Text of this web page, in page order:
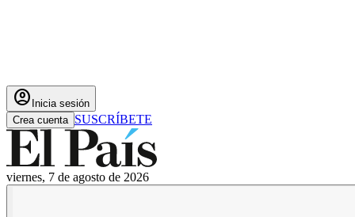
account_circle Inicia sesión
Crea cuenta SUSCRÍBETE
viernes, 7 de agosto de 2026